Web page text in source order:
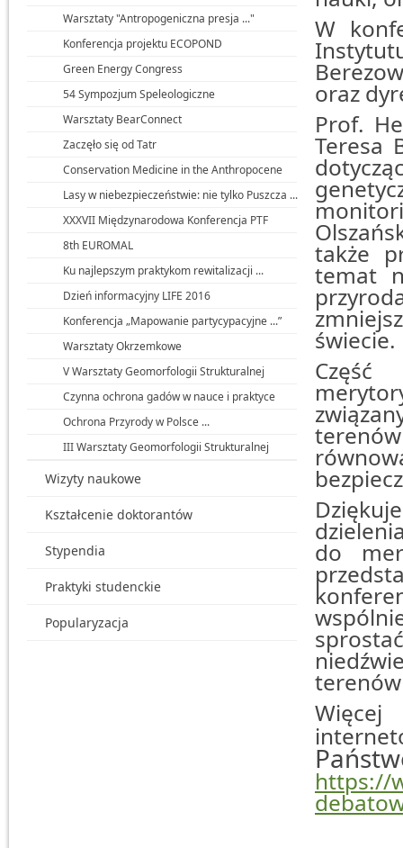
Warsztaty "Antropogeniczna presja ..."
Konferencja projektu ECOPOND
Green Energy Congress
54 Sympozjum Speleologiczne
Warsztaty BearConnect
Zaczęło się od Tatr
Conservation Medicine in the Anthropocene
Lasy w niebezpieczeństwie: nie tylko Puszcza ...
XXXVII Międzynarodowa Konferencja PTF
8th EUROMAL
Ku najlepszym praktykom rewitalizacji ...
Dzień informacyjny LIFE 2016
Konferencja „Mapowanie partycypacyjne ...”
Warsztaty Okrzemkowe
V Warsztaty Geomorfologii Strukturalnej
Czynna ochrona gadów w nauce i praktyce
Ochrona Przyrody w Polsce ...
III Warsztaty Geomorfologii Strukturalnej
Wizyty naukowe
Kształcenie doktorantów
Stypendia
Praktyki studenckie
Popularyzacja
W
oraz
Prof.
Teresa
także
temat
świecie.
Część
do
terenów
https://